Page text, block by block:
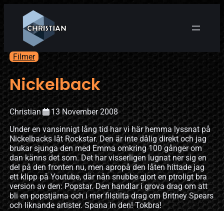
Filmer
Nickelback
Christian
13 November 2008
Under en vansinnigt lång tid har vi här hemma lyssnat på
Nickelbacks låt Rockstar. Den är inte dålig direkt och jag
brukar sjunga den med Emma omkring 100 gånger om
dan känns det som. Det har visserligen lugnat ner sig en
del på den fronten nu, men apropå den låten hittade jag
ett klipp på Youtube, där nån snubbe gjort en ptroligt bra
version av den: Popstar. Den handlar i grova drag om att
bli en popstjärna och i mer filstilta drag om Britney Spears
och liknande artister. Spana in den! Tokbra!